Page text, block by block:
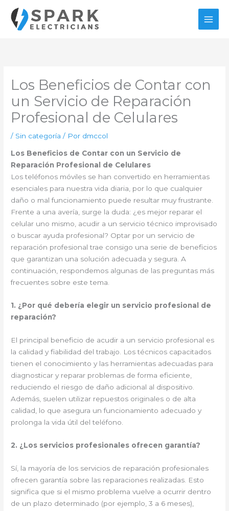
contenido
Los Beneficios de Contar con
un Servicio de Reparación
Profesional de Celulares
/ Sin categoría / Por dmccol
Los Beneficios de Contar con un Servicio de
Reparación Profesional de Celulares
Los teléfonos móviles se han convertido en herramientas
esenciales para nuestra vida diaria, por lo que cualquier
daño o mal funcionamiento puede resultar muy frustrante.
Frente a una avería, surge la duda: ¿es mejor reparar el
celular uno mismo, acudir a un servicio técnico improvisado
o buscar ayuda profesional? Optar por un servicio de
reparación profesional trae consigo una serie de beneficios
que garantizan una solución adecuada y segura. A
continuación, respondemos algunas de las preguntas más
frecuentes sobre este tema.
1. ¿Por qué debería elegir un servicio profesional de
reparación?
El principal beneficio de acudir a un servicio profesional es
la calidad y fiabilidad del trabajo. Los técnicos capacitados
tienen el conocimiento y las herramientas adecuadas para
diagnosticar y reparar problemas de forma eficiente,
reduciendo el riesgo de daño adicional al dispositivo.
Además, suelen utilizar repuestos originales o de alta
calidad, lo que asegura un funcionamiento adecuado y
prolonga la vida útil del teléfono.
2. ¿Los servicios profesionales ofrecen garantía?
Sí, la mayoría de los servicios de reparación profesionales
ofrecen garantía sobre las reparaciones realizadas. Esto
significa que si el mismo problema vuelve a ocurrir dentro
de un plazo determinado (por ejemplo, 3 a 6 meses),